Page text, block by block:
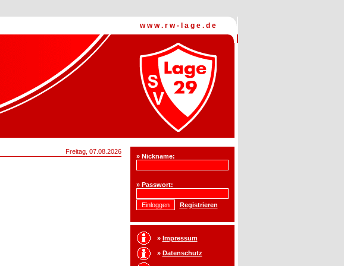
www.rw-lage.de
Freitag, 07.08. 2026
» Nickname:
» Passwort:
Registrieren
» Impressum
» Datenschutz